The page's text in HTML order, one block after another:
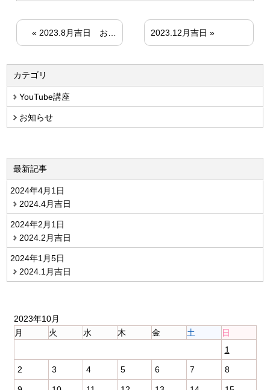
« 2023.8月吉日 お盆休暇のご案内 2023.12月吉日 »
カテゴリ
YouTube講座
お知らせ
最新記事
2024年4月1日
2024.4月吉日
2024年2月1日
2024.2月吉日
2024年1月5日
2024.1月吉日
2023年10月
月
火 水 木 金 土
日
1
2 3 4 5 6 7 8